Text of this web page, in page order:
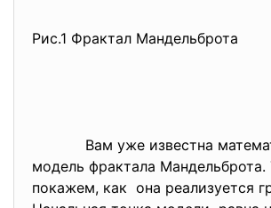
Рис.1 Фрактал Мандельброта
Вам уже известна
модель фрактала
покажем, как она реализуется